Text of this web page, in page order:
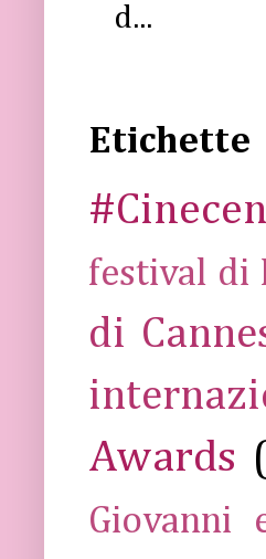
d...
Etichette
festival di
di
Awards
Giovanni